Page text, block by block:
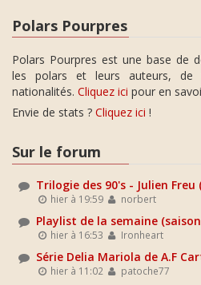
Polars Pourpres
Polars Pourpres est une base de
les polars et leurs auteurs,
nationalités. Cliquez ici pour en
Envie de stats ? Cliquez ici !
Sur le forum
Trilogie des 90's - Julien Freu
hier à 19:59 norbert
Playlist de la semaine
hier à 16:53 Ironheart
Série Delia Mariola de A.F
hier à 11:02 patoche77